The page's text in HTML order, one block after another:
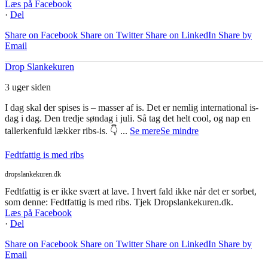
Læs på Facebook
· Del
Share on Facebook Share on Twitter Share on LinkedIn Share by
Email
Drop Slankekuren
3 uger siden
I dag skal der spises is – masser af is. Det er nemlig international is-
dag i dag. Den tredje søndag i juli. Så tag det helt cool, og nap en
tallerkenfuld lækker ribs-is. 👇 ... Se mereSe mindre
Fedtfattig is med ribs
dropslankekuren.dk
Fedtfattig is er ikke svært at lave. I hvert fald ikke når det er sorbet,
som denne: Fedtfattig is med ribs. Tjek Dropslankekuren.dk.
Læs på Facebook
· Del
Share on Facebook Share on Twitter Share on LinkedIn Share by
Email